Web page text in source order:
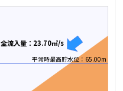
平常時最高貯水位：65.00m
全流入量：23.70㎥/s